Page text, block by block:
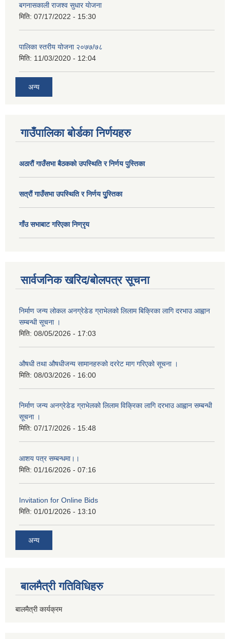
बगनासकाली राजश्व सुधार याेजना
मिति: 07/17/2022 - 15:30
पालिका स्तरीय योजना २०७७/७८
मिति: 11/03/2020 - 12:04
अन्य
गाउँपालिका बोर्डका निर्णयहरु
अठाराैं गाउँसभा बैठकको उपस्थिति र निर्णय पुस्तिका
सत्राैं गाउँसभा उपस्थिति र निर्णय पुु्स्तिका
गाँउ सभाबाट गरिएका निण्रृय
सार्वजनिक खरिद/बोलपत्र सूचना
निर्माण जन्य लोकल अनग्रेडेड ग्राभेलको लिलाम बिक्रिका लागि दरभाउ आह्वान
सम्बन्धी सूचना ।
मिति: 08/05/2026 - 17:03
औषधी तथा औषधीजन्य सामानहरुको दररेट माग गरिएको सूचना ।
मिति: 08/03/2026 - 16:00
निर्माण जन्य अनग्रेडेड ग्राभेलको लिलाम विक्रिका लागि दरभाउ आह्वान सम्बन्धी
सूचना ।
मिति: 07/17/2026 - 15:48
आशय पत्र सम्बन्धमा।।
मिति: 01/16/2026 - 07:16
Invitation for Online Bids
मिति: 01/01/2026 - 13:10
अन्य
बालमैत्री गतिविधिहरु
बालमैत्री कार्यक्रम